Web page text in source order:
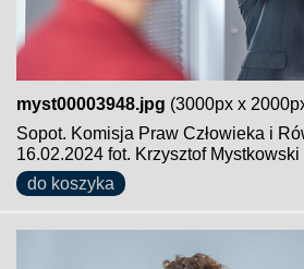
myst00003948.jpg (3000px x
Sopot. Komisja Praw Człowieka i
16.02.2024 fot. Krzysztof Mystkowski
do koszyka